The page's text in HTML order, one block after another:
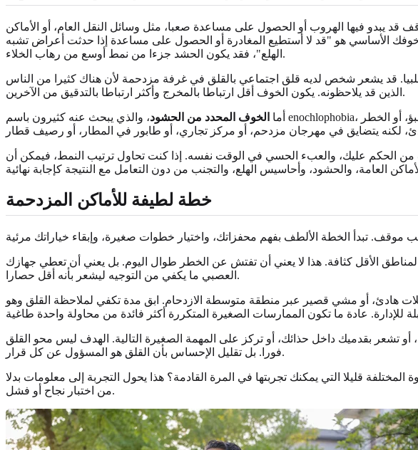
قد يبدو فيها الهروب أو الحصول على مساعدة صعبا، مثل وسائل النقل العام، أو الأماكن
الأساسي هو "قد لا أستطيع المغادرة أو الحصول على مساعدة إذا حدثت أعراض تشبه
الهلع"، فقد يكون الحشد جزءا من نمط أوسع من رهاب الخلاء.
سلبيا. قد يشعر شخص لديه قلق اجتماعي بالقلق في غرفة مزدحمة لأن هناك كثيرا من الناس
الذين قد يلاحظونه. يكون الخوف أقل ارتباطا بالمخرج وأكثر ارتباطا بالتدقيق من الآخرين.
أما الخوف المحدد من الحشود، والذي يبحث عنه كثيرون باسم enochlophobia، فقد يكون أضيق نطاقا. يكون المحفز الرئيسي هو الحشد نفسه: الكثافة، والحركة، والضوضاء، وعدم القدرة على التنبؤ، أو الخطر
الحكم عليك، والعبء الحسي في الوقت نفسه. إذا كنت تحاول ترتيب النمط، فيمكن أن
خطة لطيفة للأماكن المزدحمة
الأقل كثافة. هذا لا يعني أن تفتش عن الخطر طوال اليوم. بل يعني أن تعطي جهازك
العصبي ما يكفي من التوجيه ليشعر بأنه أقل حصارا.
هادئ، أو مشي قصير عبر منطقة متوسطة الازدحام. ابق مدة تكفي لملاحظة القلق وهو
أو تشعر بقدميك داخل حذائك، أو تركز على المهمة الصغيرة التالية. الهدف ليس محو القلق
فورا. بل تقليل الإحساس بأن القلق هو المسؤول عن كل قرار.
قليلا التي يمكنك تجربتها في المرة القادمة؟ هذا يحول التجربة إلى معلومات بدلا
من اختبار نجاح أو فشل.